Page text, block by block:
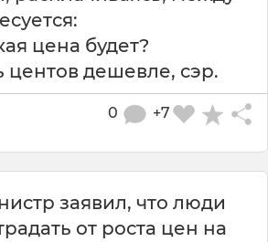
цена будет?
центов дешевле, сэр.
+7
0
заявил, что люди
от роста цен на